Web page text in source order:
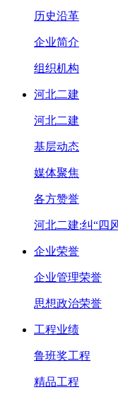
历史沿革
企业简介
组织机构
河北二建
河北二建
基层动态
媒体聚焦
各方赞誉
河北二建:纠“四
企业荣誉
企业管理荣誉
思想政治荣誉
工程业绩
鲁班奖工程
精品工程